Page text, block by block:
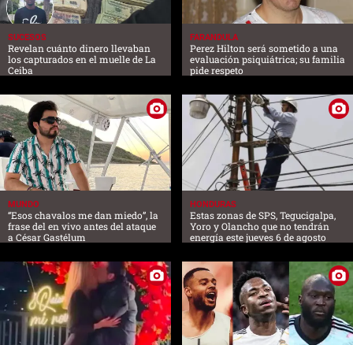
SUCESOS
Revelan cuánto dinero llevaban
los capturados en el muelle de La
Ceiba
FARANDULA
Perez Hilton será sometido a una
evaluación psiquiátrica; su familia
pide respeto
MUNDO
“Esos chavalos me dan miedo”, la
frase del en vivo antes del ataque
a César Gastélum
HONDURAS
Estas zonas de SPS, Tegucigalpa,
Yoro y Olancho que no tendrán
energía este jueves 6 de agosto